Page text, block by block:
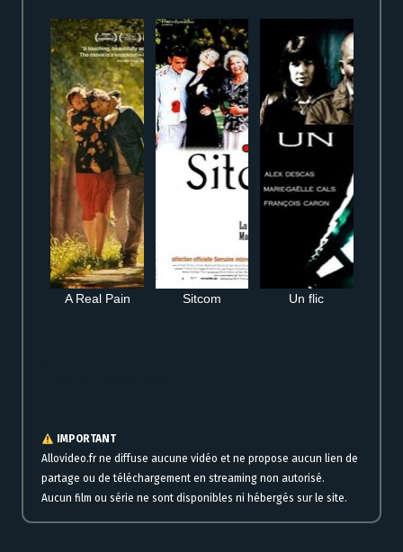
A Real Pain Sitcom Un flic
IMPORTANT
Allovideo.fr ne diffuse aucune vidéo et ne propose aucun lien de
partage ou de téléchargement en streaming non autorisé.
Aucun film ou série ne sont disponibles ni hébergés sur le site.